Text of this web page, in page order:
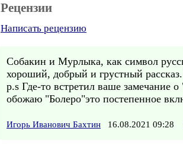
Рецензии
Написать рецензию
Собакин и Мурлыка, как символ
хороший, добрый и грустный
p.s Где-то встретил ваше
обожаю "Болеро"это постепенное
Игорь Иванович Бахтин 16.08.2021 09:28